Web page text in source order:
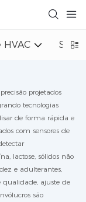
projetados
tecnologias
de forma rápida e
com sensores de
lactose, sólidos não
e adulterantes,
qualidade, ajuste de
são